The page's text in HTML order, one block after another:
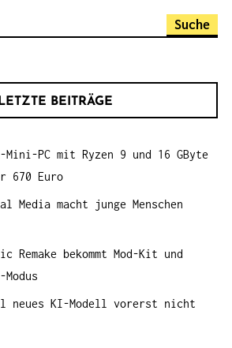
LETZTE BEITRÄGE
Mini-PC mit Ryzen 9 und 16 GByte
670 Euro
Media macht junge Menschen
bekommt Mod-Kit und
neues KI-Modell vorerst nicht